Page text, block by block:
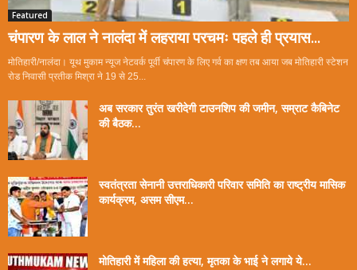
Featured
चंपारण के लाल ने नालंदा में लहराया परचमः पहले ही प्रयास...
मोतिहारी/नालंदा। यूथ मुकाम न्यूज नेटवर्क पूर्वी चंपारण के लिए गर्व का क्षण तब आया जब मोतिहारी स्टेशन
रोड निवासी प्रतीक मिश्रा ने 19 से 25...
अब सरकार तुरंत खरीदेगी टाउनशिप की जमीन, सम्राट कैबिनेट
की बैठक...
स्वतंत्रता सेनानी उत्तराधिकारी परिवार समिति का राष्ट्रीय मासिक
कार्यक्रम, असम सीएम...
मोतिहारी में महिला की हत्या, मृतका के भाई ने लगाये ये...